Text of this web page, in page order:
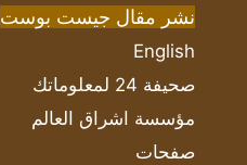
نشر مقال جيست بوست
English
صحيفة 24 لمعلوماتك
مؤسسة اشراق العالم
صفحات